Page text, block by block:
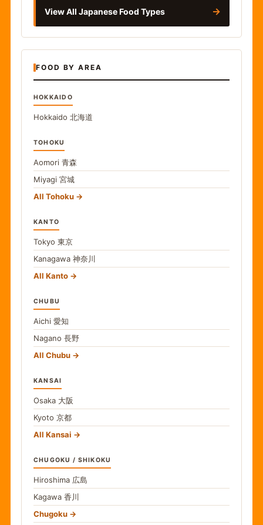
View All Japanese Food Types →
FOOD BY AREA
HOKKAIDO
Hokkaido 北海道
TOHOKU
Aomori 青森
Miyagi 宮城
All Tohoku
KANTO
Tokyo 東京
Kanagawa 神奈川
All Kanto
CHUBU
Aichi 愛知
Nagano 長野
All Chubu
KANSAI
Osaka 大阪
Kyoto 京都
All Kansai
CHUGOKU / SHIKOKU
Hiroshima 広島
Kagawa 香川
Chugoku